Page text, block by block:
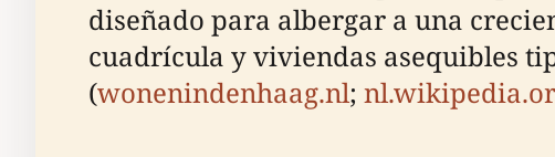
diseñado para albergar a una
cuadrícula y viviendas asequibles
(wonenindenhaag.nl;